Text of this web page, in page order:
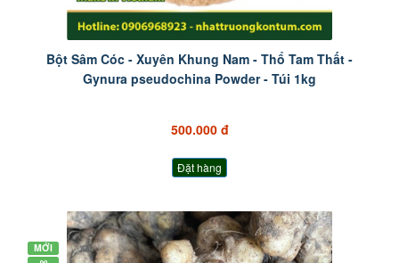
Bột Sâm Cóc - Xuyên Khung Nam - Thổ Tam Thất -
Gynura pseudochina Powder - Túi 1kg
500.000 đ
Đặt hàng
MỚI